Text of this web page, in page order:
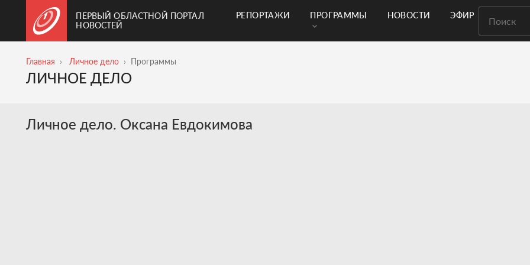
ПЕРВЫЙ ОБЛАСТНОЙ ПОРТАЛ
НОВОСТЕЙ
РЕПОРТАЖИ ПРОГРАММЫ НОВОСТИ ЭФИР
Главная Личное дело Программы
ЛИЧНОЕ ДЕЛО
Личное дело. Оксана Евдокимова